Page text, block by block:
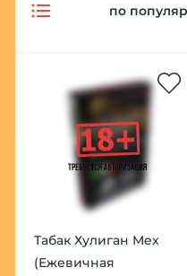
по
Табак Хулиган Mex
(Ежевичная